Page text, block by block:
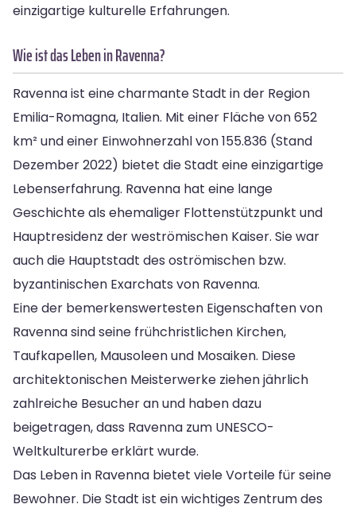
einzigartige kulturelle Erfahrungen.
Wie ist das Leben in Ravenna?
Ravenna ist eine charmante Stadt in der Region
Emilia-Romagna, Italien. Mit einer Fläche von 652
km² und einer Einwohnerzahl von 155.836 (Stand
Dezember 2022) bietet die Stadt eine einzigartige
Lebenserfahrung. Ravenna hat eine lange
Geschichte als ehemaliger Flottenstützpunkt und
Hauptresidenz der weströmischen Kaiser. Sie war
auch die Hauptstadt des oströmischen bzw.
byzantinischen Exarchats von Ravenna.
Eine der bemerkenswertesten Eigenschaften von
Ravenna sind seine frühchristlichen Kirchen,
Taufkapellen, Mausoleen und Mosaiken. Diese
architektonischen Meisterwerke ziehen jährlich
zahlreiche Besucher an und haben dazu
beigetragen, dass Ravenna zum UNESCO-
Weltkulturerbe erklärt wurde.
Das Leben in Ravenna bietet viele Vorteile für seine
Bewohner. Die Stadt ist ein wichtiges Zentrum des